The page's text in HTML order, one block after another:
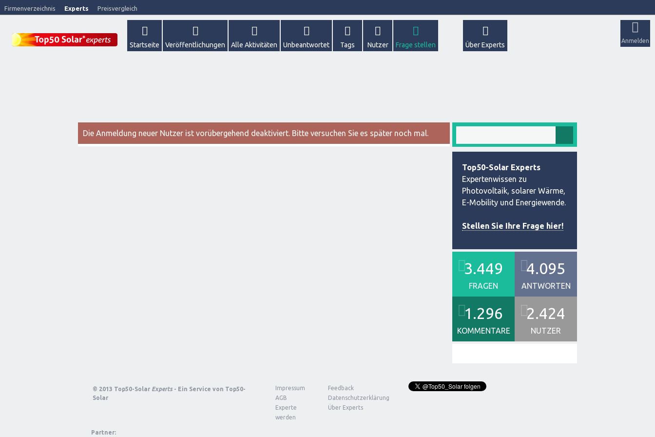
Firmenverzeichnis Experts Preisvergleich
Anmelden
Startseite Veröffentlichungen Alle Aktivitäten Unbeantwortet Tags Nutzer Frage stellen Über Experts
Die Anmeldung neuer Nutzer ist vorübergehend deaktiviert. Bitte versuchen Sie es später noch mal.
Top50-Solar Experts
Expertenwissen zu
Photovoltaik, solarer Wärme,
E-Mobility und Energiewende.
Stellen Sie Ihre Frage hier!
3.449
FRAGEN
4.095
ANTWORTEN
1.296
KOMMENTARE
2.424
NUTZER
© 2013 Top50-Solar Experts - Ein Service von Top50-
Solar
Impressum
Feedback
AGB
Datenschutzerklärung
Experte
werden
Über Experts
Partner: